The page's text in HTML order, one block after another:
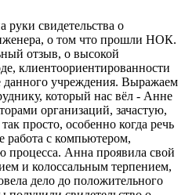
руки свидетельства о
о том что прошли НОК.
отзыв, о высокой
клиентоориентированности
учреждения. Выражаем
который нас вёл - Анне
организаций, зачастую,
просто, особенно когда речь
работа с компьютером,
процесса. Анна проявила свой
и колоссальным терпением,
дело до положительного